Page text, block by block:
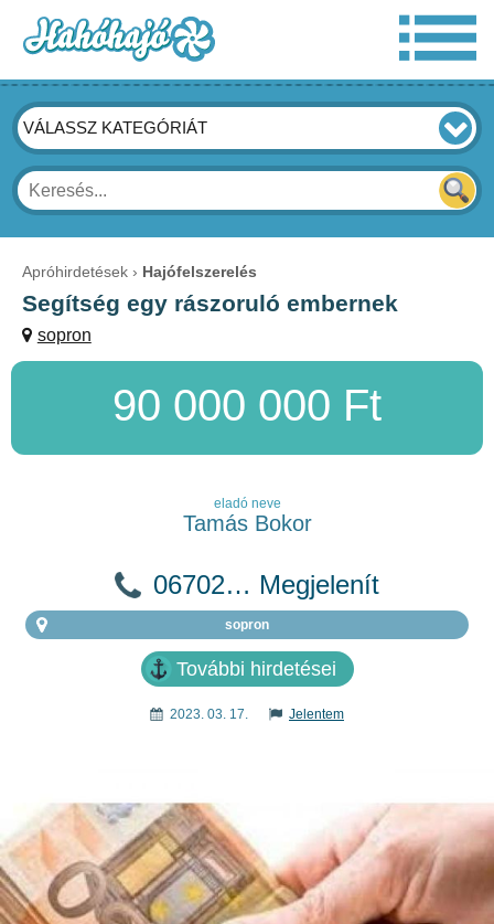
VÁLASSZ KATEGÓRIÁT
Apróhirdetések Hajófelszerelés
Segítség egy rászoruló embernek
sopron
90 000 000 Ft
eladó neve
Tamás Bokor
06702… Megjelenít
sopron
További hirdetései
2023. 03. 17. Jelentem